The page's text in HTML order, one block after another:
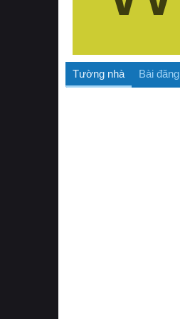
Tường nhà Bài đăng